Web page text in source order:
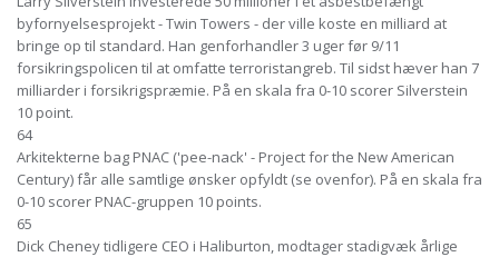
byfornyelsesprojekt - Twin Towers - der ville koste en milliard at
bringe op til standard. Han genforhandler 3 uger før 9/11
forsikringspolicen til at omfatte terroristangreb. Til sidst hæver han 7
milliarder i forsikrigspræmie. På en skala fra 0-10 scorer Silverstein
10 point.
64
Arkitekterne bag PNAC ('pee-nack' - Project for the New American
Century) får alle samtlige ønsker opfyldt (se ovenfor). På en skala fra
0-10 scorer PNAC-gruppen 10 points.
65
Dick Cheney tidligere CEO i Haliburton, modtager stadigvæk årlige